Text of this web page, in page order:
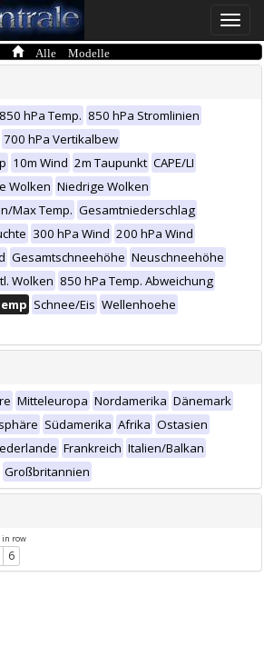
Toggle
Alle Modelle
850 hPa Temp. 850 hPa Stromlinien
700 hPa Vertikalbew
10m Wind 2m Taupunkt CAPE/LI
Wolken Niedrige Wolken
Max Temp. Gesamtniederschlag
300 hPa Wind 200 hPa Wind
Gesamtschneehöhe Neuschneehöhe
Wolken 850 hPa Temp. Abweichung
Schnee/Eis Wellenhoehe
Mitteleuropa Nordamerika Dänemark
Südamerika Afrika Ostasien
Frankreich Italien/Balkan
Großbritannien
in row
6